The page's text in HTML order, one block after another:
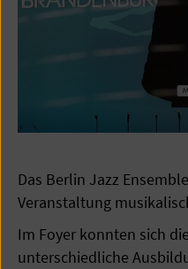
Das Berlin Jazz
Veranstaltung
Im Foyer konnten sich
unterschiedliche